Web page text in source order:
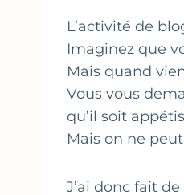
L’activité de
Imaginez que
Mais quand
Vous vous
qu’il soit
Mais on ne
J’ai donc fait